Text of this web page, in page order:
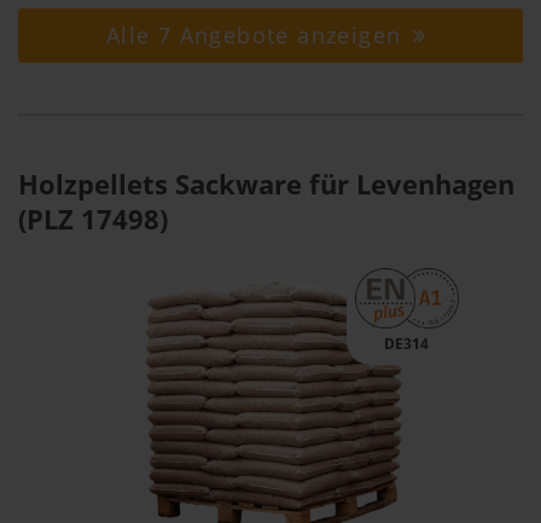
Alle 7 Angebote anzeigen
Holzpellets Sackware für Levenhagen
(PLZ 17498)
DE314